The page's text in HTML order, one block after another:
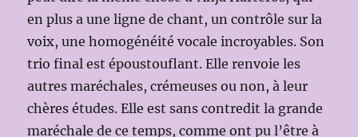
en plus a une ligne de chant, un contrôle sur la
voix, une homogénéité vocale incroyables. Son
trio final est époustouflant. Elle renvoie les
autres maréchales, crémeuses ou non, à leur
chères études. Elle est sans contredit la grande
maréchale de ce temps, comme ont pu l’être à